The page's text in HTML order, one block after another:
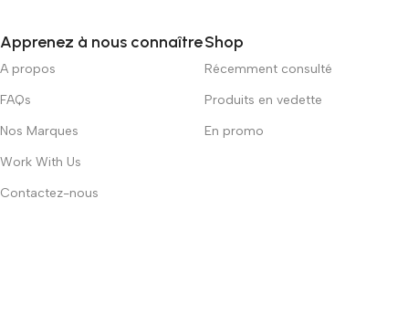
Apprenez à nous connaître
A propos
FAQs
Nos Marques
Work With Us
Contactez-nous
Shop
Récemment consulté
Produits en vedette
En promo